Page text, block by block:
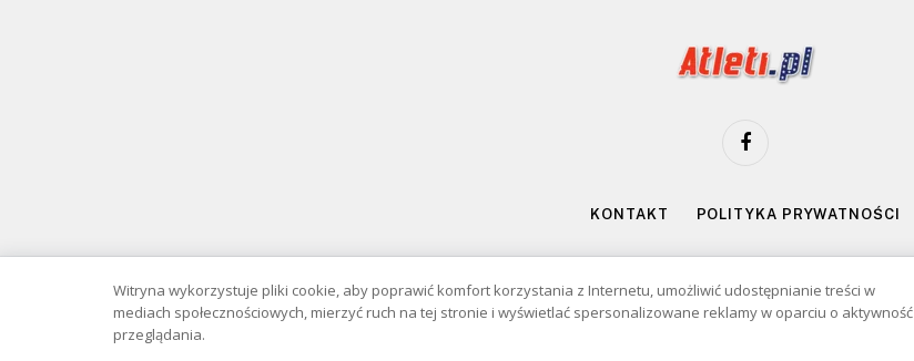
Facebook
KONTAKT POLITYKA PRYWATNOŚCI
Copyright © 2026 Atleti.pl
Witryna wykorzystuje pliki cookie, aby poprawić komfort korzystania z Internetu, umożliwić udostępnianie treści w
mediach społecznościowych, mierzyć ruch na tej stronie i wyświetlać spersonalizowane reklamy w oparciu o aktywność
przeglądania.